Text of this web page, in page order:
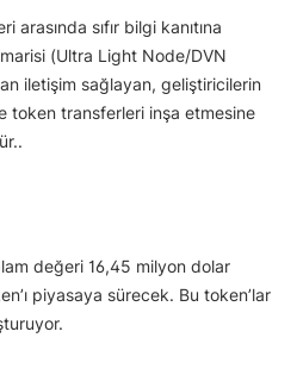
sıfır bilgi kanıtına
(Ultra Light Node/DVN
iletişim sağlayan, geliştiricilerin
token transferleri inşa etmesine
değeri 16,45 milyon dolar
piyasaya sürecek. Bu token’lar